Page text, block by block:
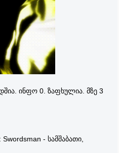
ინფო 0. ზაფხულია. მზე 3
Swordsman - სამშაბათი,